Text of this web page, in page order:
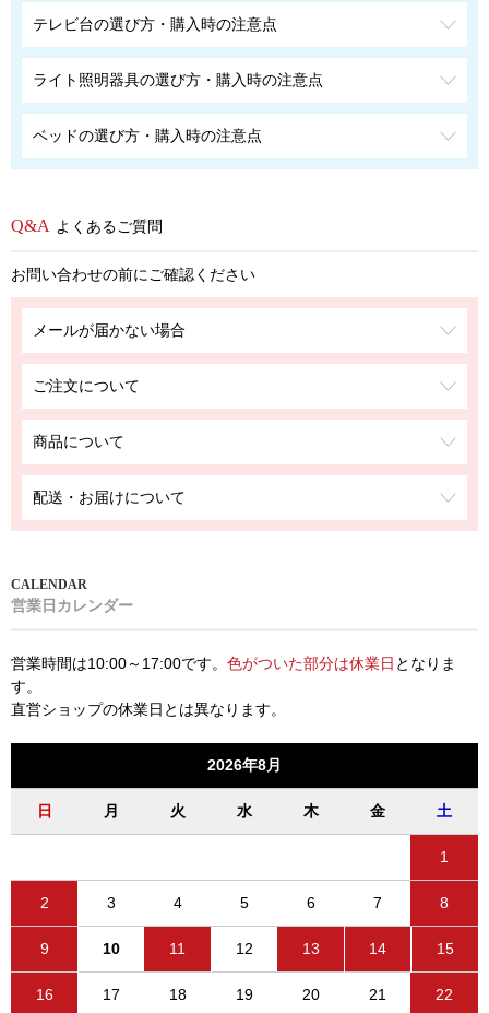
テレビ台の選び方・購入時の注意点
ライト照明器具の選び方・購入時の注意点
ベッドの選び方・購入時の注意点
よくあるご質問
お問い合わせの前にご確認ください
メールが届かない場合
ご注文について
商品について
配送・お届けについて
営業日カレンダー
営業時間は10:00～17:00です。 色がついた部分は休業日 となりま
す。
直営ショップの休業日とは異なります。
2026年8月
日 月 火 水 木 金 土
1
2 3 4 5 6 7 8
9 10 11 12 13 14 15
16 17 18 19 20 21 22